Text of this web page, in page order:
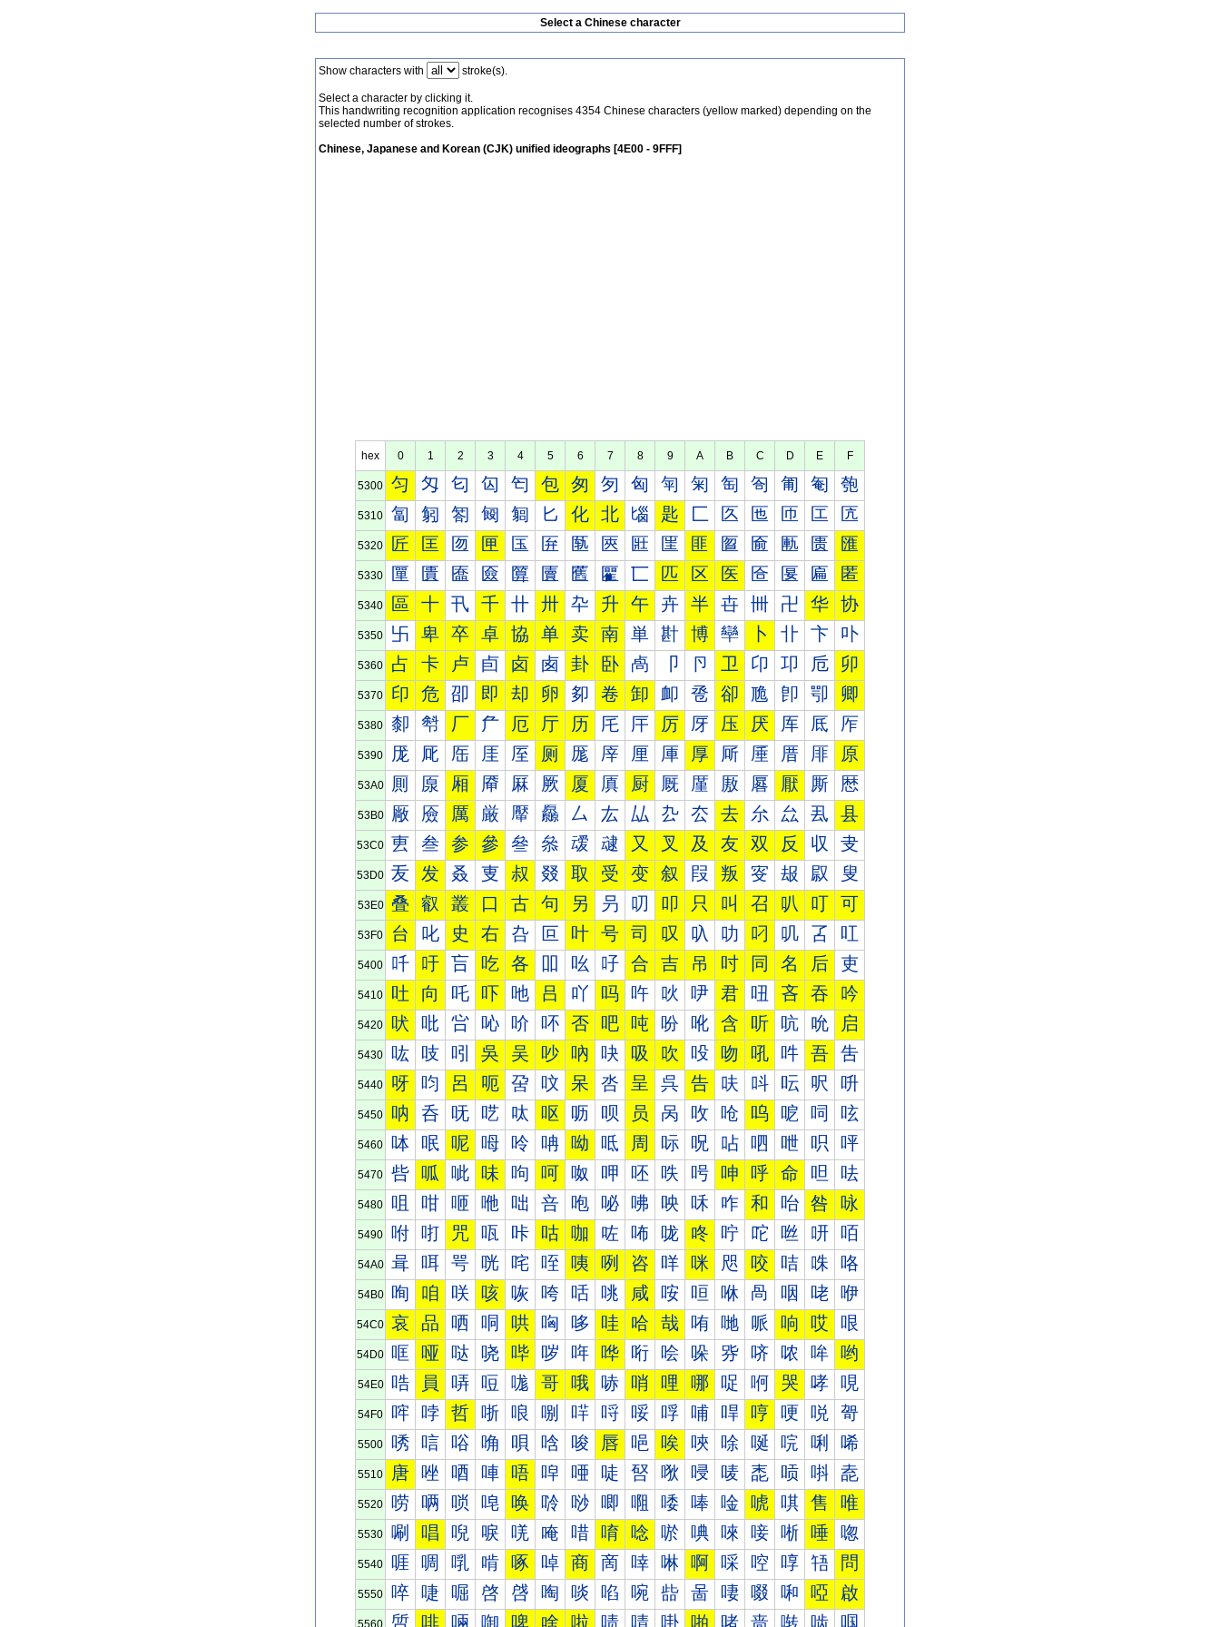
Select a Chinese character
Show characters with stroke(s).
Select a character by clicking it.
This handwriting recognition application recognises 4354 Chinese characters (yellow marked) depending on the
selected number of strokes.
Chinese, Japanese and Korean (CJK) unified ideographs [4E00 - 9FFF]
hex 0 1 2 3 4 5 6 7 8 9 A B C D E F
5300 匀 匁 匂 匃 匄 包 匆 匇 匈 匉 匊 匋 匌 匍 匎 匏
5310 匐 匑 匒 匓 匔 匕 化 北 匘 匙 匚 匛 匜 匝 匞 匟
5320 匠 匡 匢 匣 匤 匥 匦 匧 匨 匩 匪 匫 匬 匭 匮 匯
5330 匰 匱 匲 匳 匴 匵 匶 匷 匸 匹 区 医 匼 匽 匾 匿
5340 區 十 卂 千 卄 卅 卆 升 午 卉 半 卋 卌 卍 华 协
5350 卐 卑 卒 卓 協 单 卖 南 単 卙 博 卛 卜 卝 卞 卟
5360 占 卡 卢 卣 卤 卥 卦 卧 卨 卩 卪 卫 卬 卭 卮 卯
5370 印 危 卲 即 却 卵 卶 卷 卸 卹 卺 卻 卼 卽 卾 卿
5380 厀 厁 厂 厃 厄 厅 历 厇 厈 厉 厊 压 厌 厍 厎 厏
5390 厐 厑 厒 厓 厔 厕 厖 厗 厘 厙 厚 厛 厜 厝 厞 原
53A0 厠 厡 厢 厣 厤 厥 厦 厧 厨 厩 厪 厫 厬 厭 厮 厯
53B0 厰 厱 厲 厳 厴 厵 厶 厷 厸 厹 厺 去 厼 厽 厾 县
53C0 叀 叁 参 參 叄 叅 叆 叇 又 叉 及 友 双 反 収 叏
53D0 叐 发 叒 叓 叔 叕 取 受 变 叙 叚 叛 叜 叝 叞 叟
53E0 叠 叡 叢 口 古 句 另 叧 叨 叩 只 叫 召 叭 叮 可
53F0 台 叱 史 右 叴 叵 叶 号 司 叹 叺 叻 叼 叽 叾 叿
5400 吀 吁 吂 吃 各 吅 吆 吇 合 吉 吊 吋 同 名 后 吏
5410 吐 向 吒 吓 吔 吕 吖 吗 吘 吙 吚 君 吜 吝 吞 吟
5420 吠 吡 吢 吣 吤 吥 否 吧 吨 吩 吪 含 听 吭 吮 启
5430 吰 吱 吲 吳 吴 吵 吶 吷 吸 吹 吺 吻 吼 吽 吾 吿
5440 呀 呁 呂 呃 呄 呅 呆 呇 呈 呉 告 呋 呌 呍 呎 呏
5450 呐 呑 呒 呓 呔 呕 呖 呗 员 呙 呚 呛 呜 呝 呞 呟
5460 呠 呡 呢 呣 呤 呥 呦 呧 周 呩 呪 呫 呬 呭 呮 呯
5470 呰 呱 呲 味 呴 呵 呶 呷 呸 呹 呺 呻 呼 命 呾 呿
5480 咀 咁 咂 咃 咄 咅 咆 咇 咈 咉 咊 咋 和 咍 咎 咏
5490 咐 咑 咒 咓 咔 咕 咖 咗 咘 咙 咚 咛 咜 咝 咞 咟
54A0 咠 咡 咢 咣 咤 咥 咦 咧 咨 咩 咪 咫 咬 咭 咮 咯
54B0 咰 咱 咲 咳 咴 咵 咶 咷 咸 咹 咺 咻 咼 咽 咾 咿
54C0 哀 品 哂 哃 哄 哅 哆 哇 哈 哉 哊 哋 哌 响 哎 哏
54D0 哐 哑 哒 哓 哔 哕 哖 哗 哘 哙 哚 哛 哜 哝 哞 哟
54E0 哠 員 哢 哣 哤 哥 哦 哧 哨 哩 哪 哫 哬 哭 哮 哯
54F0 哰 哱 哲 哳 哴 哵 哶 哷 哸 哹 哺 哻 哼 哽 哾 哿
5500 唀 唁 唂 唃 唄 唅 唆 唇 唈 唉 唊 唋 唌 唍 唎 唏
5510 唐 唑 唒 唓 唔 唕 唖 唗 唘 唙 唚 唛 唜 唝 唞 唟
5520 唠 唡 唢 唣 唤 唥 唦 唧 唨 唩 唪 唫 唬 唭 售 唯
5530 唰 唱 唲 唳 唴 唵 唶 唷 唸 唹 唺 唻 唼 唽 唾 唿
5540 啀 啁 啂 啃 啄 啅 商 啇 啈 啉 啊 啋 啌 啍 啎 問
5550 啐 啑 啒 啓 啔 啕 啖 啗 啘 啙 啚 啛 啜 啝 啞 啟
5560 啠 啡 啢 啣 啤 啥 啦 啧 啨 啩 啪 啫 啬 啭 啮 啯